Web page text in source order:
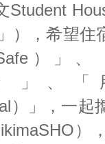
Student
），希望住
）」、
）」、
）」，一起
）